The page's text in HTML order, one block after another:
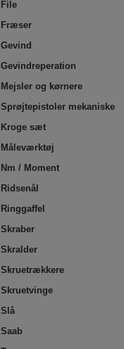
File
Fræser
Gevind
Gevindreperation
Mejsler og kørnere
Sprøjtepistoler mekaniske
Kroge sæt
Måleværktøj
Nm / Moment
Ridsenål
Ringgaffel
Skraber
Skralder
Skruetrækkere
Skruetvinge
Slå
Saab